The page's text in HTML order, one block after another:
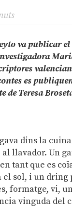
va publicar el
es
de Teresa
dins la
al llavador. Un
tant que es
sol, i un
formatge, vi,
vinguda del